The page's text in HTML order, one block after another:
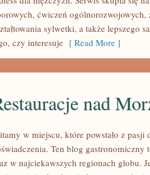
ćwiczeń
sylwetki, a także lepszego
czy interesuje [ Read More ]
nad
w miejscu, które powstało z pasji
Ten blog gastronomiczny
w najciekawszych regionach globu.